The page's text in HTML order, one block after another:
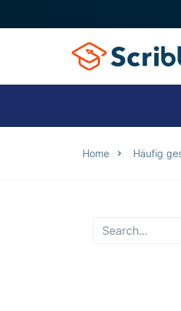
Home Häufig